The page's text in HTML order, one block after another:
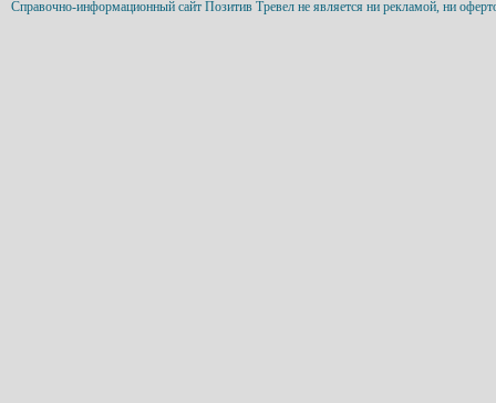
Справочно-информационный сайт Позитив Тревел не является ни рекламой, ни